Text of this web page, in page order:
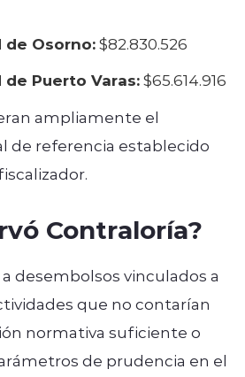
de Osorno:$82.830.526
Puerto Varas:$65.614.916
ampliamente el
de referencia establecido
Contraloría?
desembolsos vinculados a
que no contarían
normativa suficiente o
de prudencia en el